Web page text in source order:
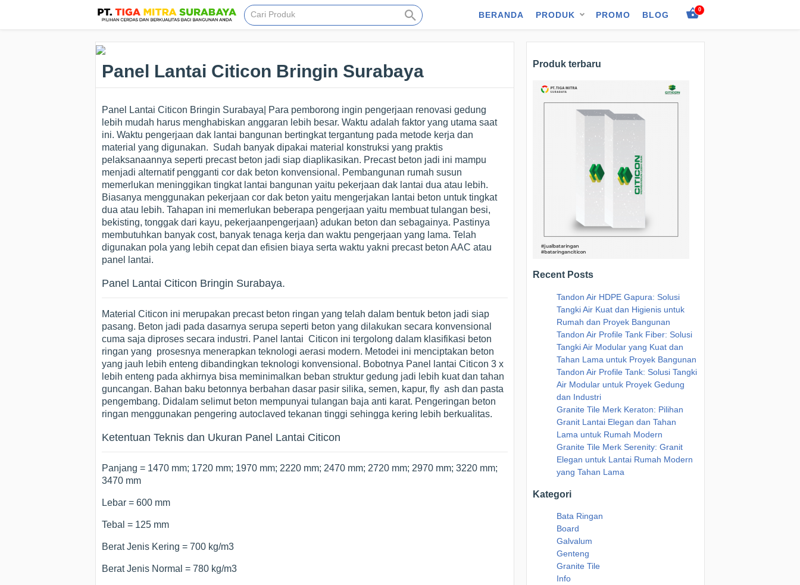
0
BERANDA PRODUK PROMO BLOG
Panel Lantai Citicon Bringin Surabaya
Panel Lantai Citicon Bringin Surabaya| Para pemborong ingin pengerjaan renovasi gedung
lebih mudah harus menghabiskan anggaran lebih besar. Waktu adalah faktor yang utama saat
ini. Waktu pengerjaan dak lantai bangunan bertingkat tergantung pada metode kerja dan
material yang digunakan. Sudah banyak dipakai material konstruksi yang praktis
pelaksanaannya seperti precast beton jadi siap diaplikasikan. Precast beton jadi ini mampu
menjadi alternatif pengganti cor dak beton konvensional. Pembangunan rumah susun
memerlukan meninggikan tingkat lantai bangunan yaitu pekerjaan dak lantai dua atau lebih.
Biasanya menggunakan pekerjaan cor dak beton yaitu mengerjakan lantai beton untuk tingkat
dua atau lebih. Tahapan ini memerlukan beberapa pengerjaan yaitu membuat tulangan besi,
bekisting, tonggak dari kayu, pekerjaanpengerjaan} adukan beton dan sebagainya. Pastinya
membutuhkan banyak cost, banyak tenaga kerja dan waktu pengerjaan yang lama. Telah
digunakan pola yang lebih cepat dan efisien biaya serta waktu yakni precast beton AAC atau
panel lantai.
Panel Lantai Citicon Bringin Surabaya.
Material Citicon ini merupakan precast beton ringan yang telah dalam bentuk beton jadi siap
pasang. Beton jadi pada dasarnya serupa seperti beton yang dilakukan secara konvensional
cuma saja diproses secara industri. Panel lantai Citicon ini tergolong dalam klasifikasi beton
ringan yang prosesnya menerapkan teknologi aerasi modern. Metodei ini menciptakan beton
yang jauh lebih enteng dibandingkan teknologi konvensional. Bobotnya Panel lantai Citicon 3 x
lebih enteng pada akhirnya bisa meminimalkan beban struktur gedung jadi lebih kuat dan tahan
guncangan. Bahan baku betonnya berbahan dasar pasir silika, semen, kapur, fly ash dan pasta
pengembang. Didalam selimut beton mempunyai tulangan baja anti karat. Pengeringan beton
ringan menggunakan pengering autoclaved tekanan tinggi sehingga kering lebih berkualitas.
Ketentuan Teknis dan Ukuran Panel Lantai Citicon
Panjang = 1470 mm; 1720 mm; 1970 mm; 2220 mm; 2470 mm; 2720 mm; 2970 mm; 3220 mm;
3470 mm
Lebar = 600 mm
Tebal = 125 mm
Berat Jenis Kering = 700 kg/m3
Berat Jenis Normal = 780 kg/m3
Produk terbaru
Recent Posts
Tandon Air HDPE Gapura: Solusi
Tangki Air Kuat dan Higienis untuk
Rumah dan Proyek Bangunan
Tandon Air Profile Tank Fiber: Solusi
Tangki Air Modular yang Kuat dan
Tahan Lama untuk Proyek Bangunan
Tandon Air Profile Tank: Solusi Tangki
Air Modular untuk Proyek Gedung
dan Industri
Granite Tile Merk Keraton: Pilihan
Granit Lantai Elegan dan Tahan
Lama untuk Rumah Modern
Granite Tile Merk Serenity: Granit
Elegan untuk Lantai Rumah Modern
yang Tahan Lama
Kategori
Bata Ringan
Board
Galvalum
Genteng
Granite Tile
Info